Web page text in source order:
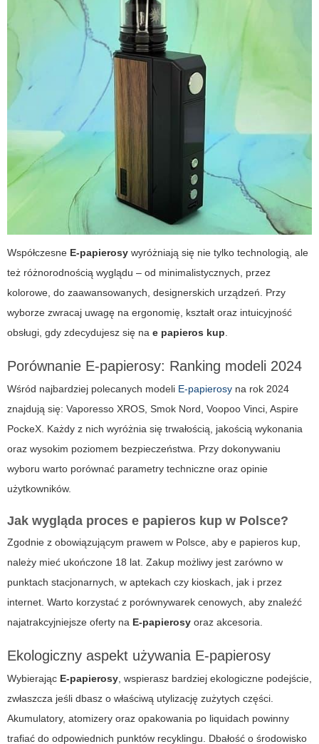
Współczesne E-papierosy wyróżniają się nie tylko technologią, ale
też różnorodnością wyglądu – od minimalistycznych, przez
kolorowe, do zaawansowanych, designerskich urządzeń. Przy
wyborze zwracaj uwagę na ergonomię, kształt oraz intuicyjność
obsługi, gdy zdecydujesz się na e papieros kup.
Porównanie E-papierosy: Ranking modeli 2024
Wśród najbardziej polecanych modeli E-papierosy na rok 2024
znajdują się: Vaporesso XROS, Smok Nord, Voopoo Vinci, Aspire
PockeX. Każdy z nich wyróżnia się trwałością, jakością wykonania
oraz wysokim poziomem bezpieczeństwa. Przy dokonywaniu
wyboru warto porównać parametry techniczne oraz opinie
użytkowników.
Jak wygląda proces e papieros kup w Polsce?
Zgodnie z obowiązującym prawem w Polsce, aby e papieros kup,
należy mieć ukończone 18 lat. Zakup możliwy jest zarówno w
punktach stacjonarnych, w aptekach czy kioskach, jak i przez
internet. Warto korzystać z porównywarek cenowych, aby znaleźć
najatrakcyjniejsze oferty na E-papierosy oraz akcesoria.
Ekologiczny aspekt używania E-papierosy
Wybierając E-papierosy, wspierasz bardziej ekologiczne podejście,
zwłaszcza jeśli dbasz o właściwą utylizację zużytych części.
Akumulatory, atomizery oraz opakowania po liquidach powinny
trafiać do odpowiednich punktów recyklingu. Dbałość o środowisko